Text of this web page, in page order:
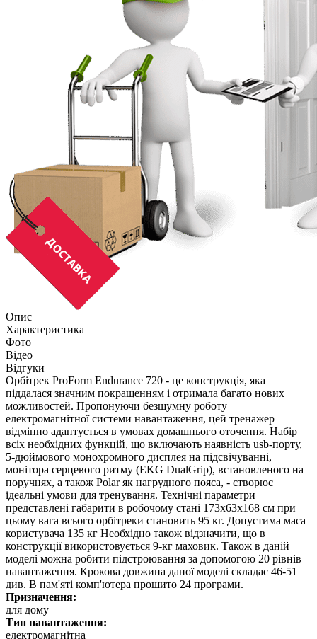
Опис
Характеристика
Фото
Відео
Відгуки
Орбітрек ProForm Endurance 720 - це конструкція, яка
піддалася значним покращенням і отримала багато нових
можливостей. Пропонуючи безшумну роботу
електромагнітної системи навантаження, цей тренажер
відмінно адаптується в умовах домашнього оточення. Набір
всіх необхідних функцій, що включають наявність usb-порту,
5-дюймового монохромного дисплея на підсвічуванні,
монітора серцевого ритму (EKG DualGrip), встановленого на
поручнях, а також Polar як нагрудного пояса, - створює
ідеальні умови для тренування. Технічні параметри
представлені габарити в робочому стані 173х63х168 см при
цьому вага всього орбітреки становить 95 кг. Допустима маса
користувача 135 кг Необхідно також відзначити, що в
конструкції використовується 9-кг маховик. Також в даній
моделі можна робити підстроювання за допомогою 20 рівнів
навантаження. Крокова довжина даної моделі складає 46-51
див. В пам'яті комп'ютера прошито 24 програми.
Призначення:
для дому
Тип навантаження:
електромагнітна